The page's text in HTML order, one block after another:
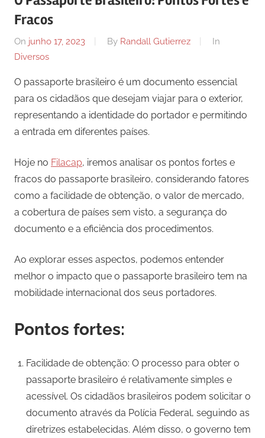
Fracos
On junho 17, 2023 By Randall Gutierrez
In
Diversos
O passaporte brasileiro é um documento essencial
para os cidadãos que desejam viajar para o exterior,
representando a identidade do portador e permitindo
a entrada em diferentes países.
Hoje no Filacap, iremos analisar os pontos fortes e
fracos do passaporte brasileiro, considerando fatores
como a facilidade de obtenção, o valor de mercado,
a cobertura de países sem visto, a segurança do
documento e a eficiência dos procedimentos.
Ao explorar esses aspectos, podemos entender
melhor o impacto que o passaporte brasileiro tem na
mobilidade internacional dos seus portadores.
Pontos fortes:
Facilidade de obtenção: O processo para obter o
passaporte brasileiro é relativamente simples e
acessível. Os cidadãos brasileiros podem solicitar o
documento através da Polícia Federal, seguindo as
diretrizes estabelecidas. Além disso, o governo tem